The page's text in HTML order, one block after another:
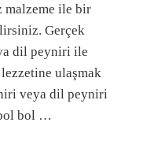
malzeme ile bir
Gerçek
dil peyniri ile
ulaşmak
veya dil peyniri
bol …